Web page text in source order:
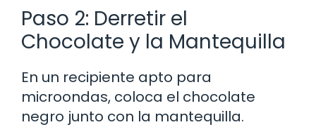
Paso 2: Derretir el
Chocolate y la Mantequilla
En un recipiente apto para
microondas, coloca el chocolate
negro junto con la mantequilla.